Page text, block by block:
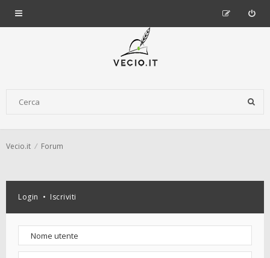
Vecio.it Forum
Login • Iscriviti